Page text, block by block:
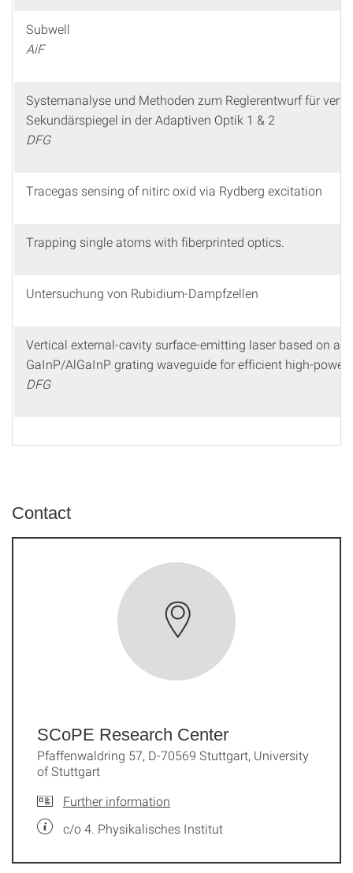
Subwell
AiF
Systemanalyse und Methoden zum Reglerentwurf für
Sekundärspiegel in der Adaptiven Optik 1 & 2
DFG
Tracegas sensing of nitirc oxid via Rydberg excitation
Trapping single atoms with fiberprinted optics.
Untersuchung von Rubidium-Dampfzellen
Vertical external-cavity surface-emitting laser based on a
GaInP/AlGaInP grating waveguide for efficient high-power
DFG
Contact
SCoPE Research Center
Pfaffenwaldring 57, D-70569 Stuttgart, University
of Stuttgart
Further information
c/o 4. Physikalisches Institut